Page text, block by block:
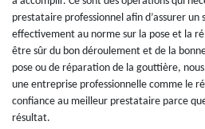
prestataire professionnel afin d’assurer un
effectivement au norme sur la pose et la
être sûr du bon déroulement et de la
pose ou de réparation de la gouttière,
une entreprise professionnelle comme le
confiance au meilleur prestataire parce
résultat.